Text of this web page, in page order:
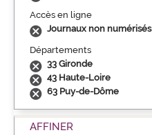
Accès en ligne
Journaux non numérisés
Départements
33 Gironde
43 Haute-Loire
63 Puy-de-Dôme
AFFINER